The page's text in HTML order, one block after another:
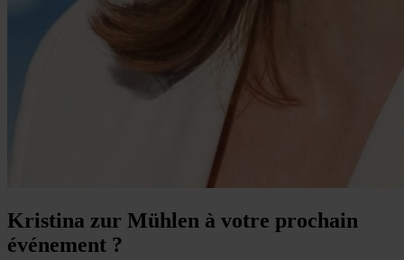
Kristina zur Mühlen à votre prochain
événement ?